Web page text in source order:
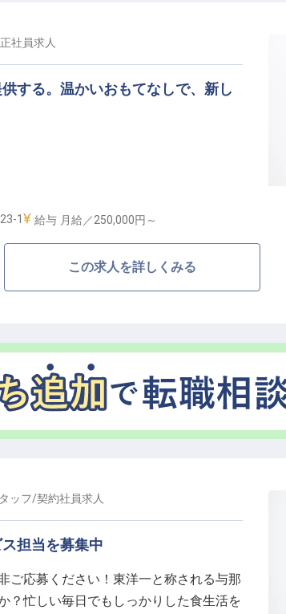
正社員求人
する。温かいおもてなしで、新し
高の安らぎを提供するサウナ運営スタッ
込めて業務に取り組んでいただきます。
化交流を楽しめる機会もございます。
やりがいとなるでしょう。
力を高めることができます。
ービスを追求していく中で、着実にス
しており、心身ともに充実した毎日を
1 給与 月給／250,000円～
この求人を詳しくみる
ッフ/契約社員求人
担当を募集中
ご応募ください！東洋一と称される与那
？忙しい毎日でもしっかりした食生活を